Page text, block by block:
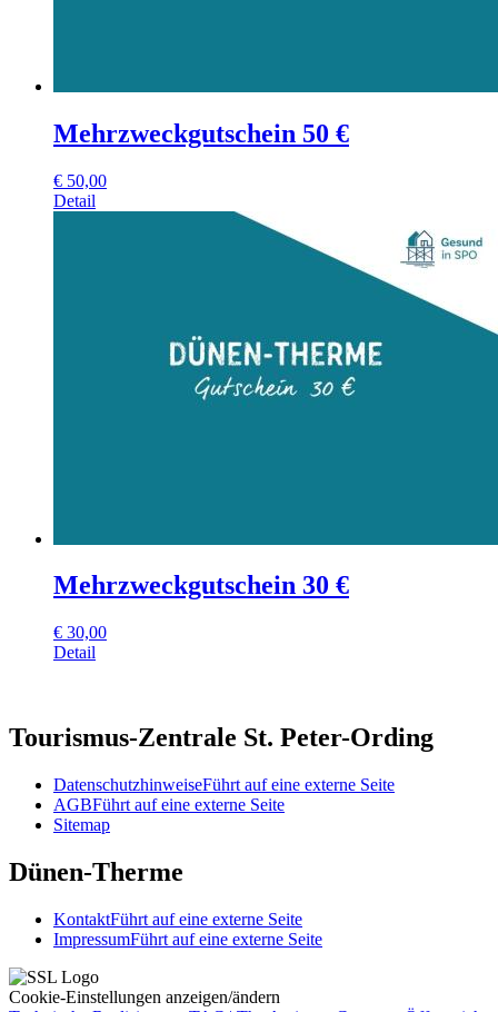
Mehrzweckgutschein 50 €
€ 50,00
Detail
Mehrzweckgutschein 30 €
€ 30,00
Detail
Tourismus-Zentrale St. Peter-Ording
DatenschutzhinweiseFührt auf eine externe Seite
AGBFührt auf eine externe Seite
Sitemap
Dünen-Therme
KontaktFührt auf eine externe Seite
ImpressumFührt auf eine externe Seite
Cookie-Einstellungen anzeigen/ändern